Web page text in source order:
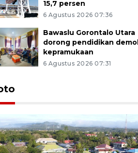
15,7 persen
6 Agustus 2026 07:36
Bawaslu Gorontalo Utara
dorong pendidikan
kepramukaan
6 Agustus 2026 07:31